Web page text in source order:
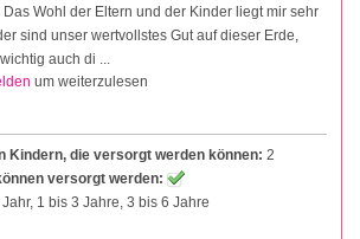
Wohl der Eltern und der Kinder liegt mir sehr
sind unser wertvollstes Gut auf dieser Erde,
auch di ...
um weiterzulesen
Kindern, die versorgt werden können: 2
versorgt werden:
1 bis 3 Jahre, 3 bis 6 Jahre